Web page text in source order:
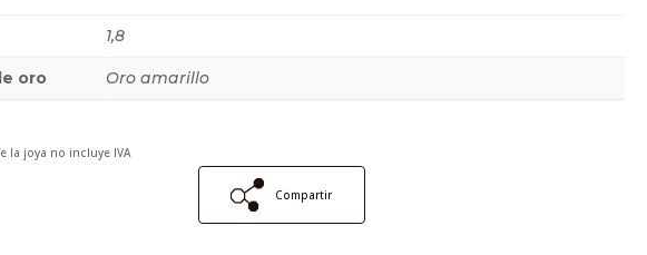
1,8
oro Oro amarillo
la joya no incluye IVA
Compartir